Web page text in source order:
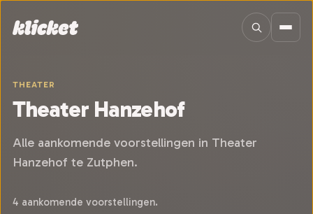
THEATER
Theater Hanzehof
Alle aankomende voorstellingen in Theater
Hanzehof te Zutphen.
4 aankomende voorstellingen.